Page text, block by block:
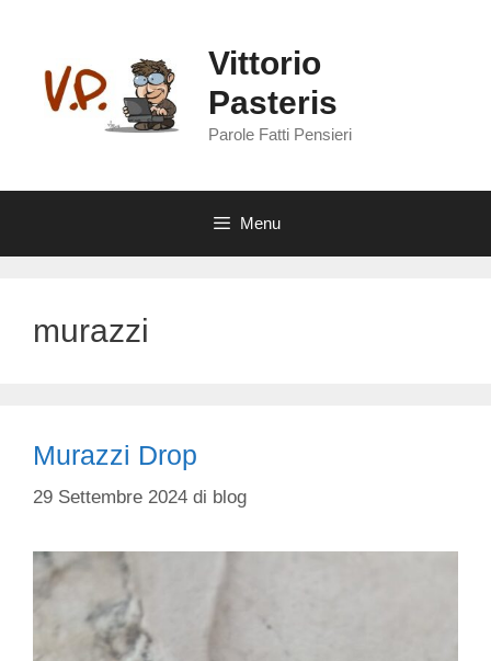
contenuto
Vittorio
Pasteris
Parole Fatti Pensieri
Menu
murazzi
Murazzi Drop
29 Settembre 2024 di blog